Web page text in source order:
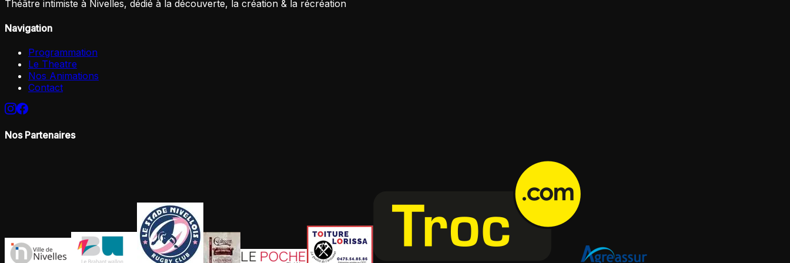
Théâtre intimiste à Nivelles, dédié à la découverte, la création & la récréation
Navigation
Programmation
Le Theatre
Nos Animations
Contact
Nos Partenaires